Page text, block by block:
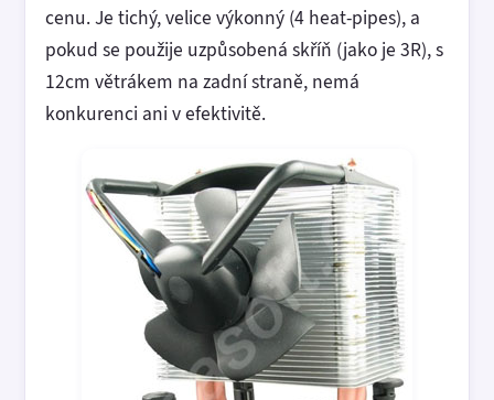
cenu. Je tichý, velice výkonný (4 heat-pipes), a
pokud se použije uzpůsobená skříň (jako je 3R), s
12cm větrákem na zadní straně, nemá
konkurenci ani v efektivitě.